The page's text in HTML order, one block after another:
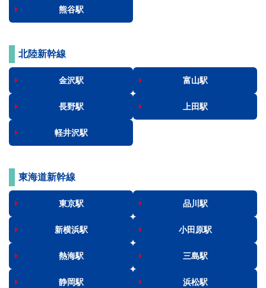
熊谷駅
北陸新幹線
金沢駅 富山駅
長野駅 上田駅
軽井沢駅
東海道新幹線
東京駅 品川駅
新横浜駅 小田原駅
熱海駅 三島駅
静岡駅 浜松駅